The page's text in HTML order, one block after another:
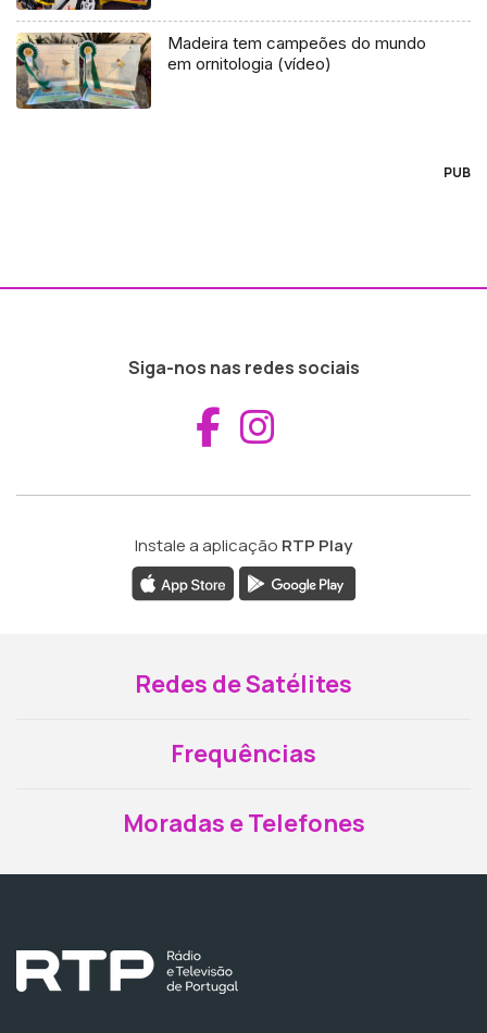
Madeira tem campeões do mundo
em ornitologia (vídeo)
PUB
Siga-nos nas redes sociais
Aceder ao
Instale a aplicação RTP Play
Redes de Satélites
Frequências
Moradas e Telefones